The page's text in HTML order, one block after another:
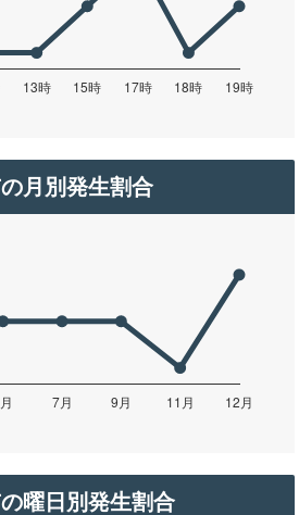
月別発生割合
曜日別発生割合